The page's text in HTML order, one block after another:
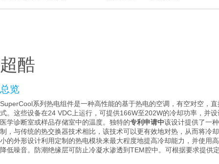
超酷
总览
SuperCool系列热电组件是一种高性能的基于热电的空调，有空对空，
式。 这些设备在24 VDC上运行，可提供166W至202W的冷却功率，并
医学诊断室或样品存储室中的温度。 独特的专利申请中该设计提供了一
制，与传统的热交换器技术相比，该技术可以更有效地对热，从而将冷
小的外形设计利用定制的热电模块来最大程度地提高冷却能力，并使用
降低噪音。
防潮绝缘层可防止冷凝水渗透到TEM腔中。 可根据要求提供